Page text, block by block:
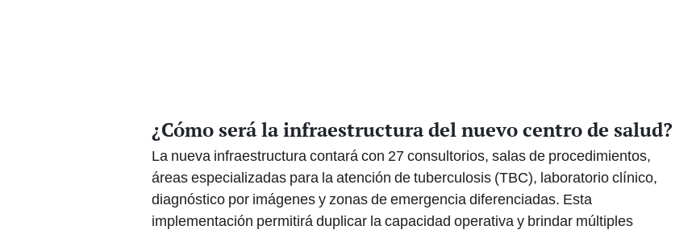
¿Cómo será la infraestructura del nuevo centro de salud?
La nueva infraestructura contará con 27 consultorios, salas de procedimientos,
áreas especializadas para la atención de tuberculosis (TBC), laboratorio clínico,
diagnóstico por imágenes y zonas de emergencia diferenciadas. Esta
implementación permitirá duplicar la capacidad operativa y brindar múltiples